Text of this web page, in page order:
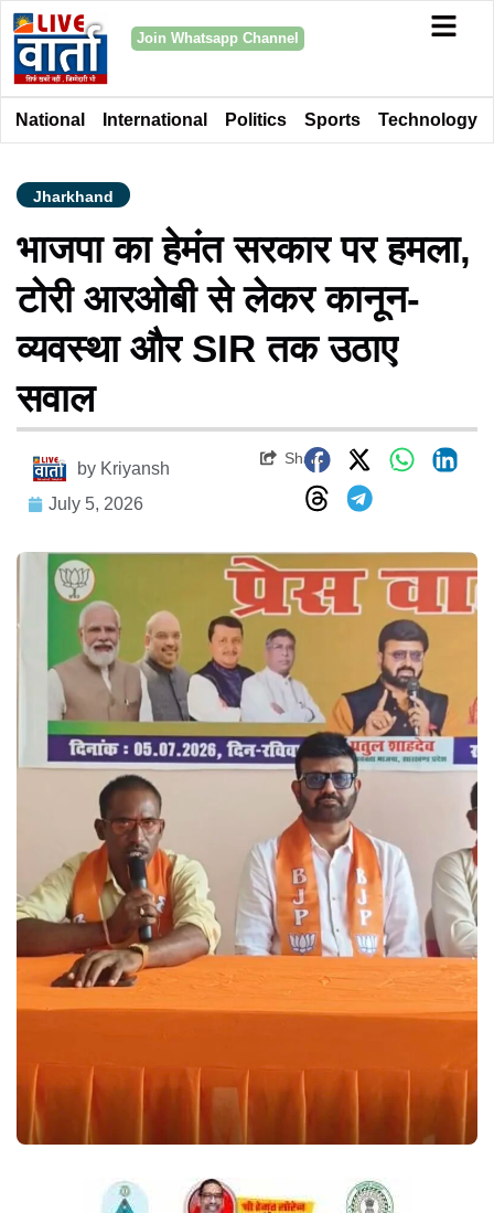
Join Whatsapp Channel
National International Politics Sports Technology
Jharkhand
भाजपा का हेमंत सरकार पर हमला,
टोरी आरओबी से लेकर कानून-
व्यवस्था और SIR तक उठाए
सवाल
by Kriyansh
July 5, 2026
Share